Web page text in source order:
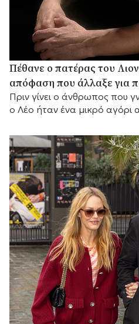
Πέθανε ο πατέρας του
απόφαση που άλλαξε για
Πριν γίνει ο άνθρωπος που
ο Λέο ήταν ένα μικρό αγόρι
κυνηγήσει μαζί του